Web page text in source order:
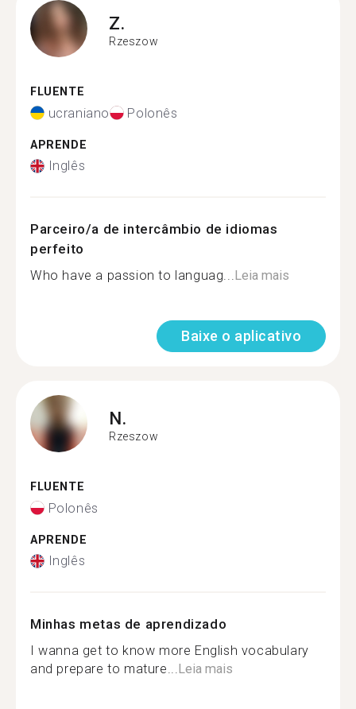
Z.
Rzeszow
FLUENTE
ucraniano Polonês
APRENDE
Inglês
Parceiro/a de intercâmbio de idiomas
perfeito
Who have a passion to languag...Leia mais
Baixe o aplicativo
N.
Rzeszow
FLUENTE
Polonês
APRENDE
Inglês
Minhas metas de aprendizado
I wanna get to know more English vocabulary
and prepare to mature...Leia mais